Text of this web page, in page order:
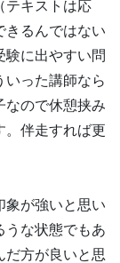
テキストは応
きるんではない
験に出やすい問
いった講師なら
なので休憩挟み
。伴走すれば更
象が強いと思い
うな状態でもあ
だ方が良いと思